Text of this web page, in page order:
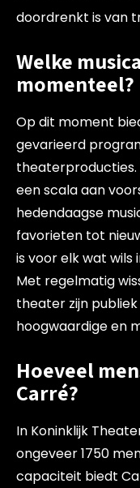
doordrenkt is van
Welke
momenteel?
Op dit moment
gevarieerd
theaterproducties.
een scala aan
hedendaagse
favorieten tot
is voor elk wat wils
Met regelmatig
theater zijn
hoogwaardige en
Hoeveel
Carré?
In Koninklijk
ongeveer 1750
capaciteit biedt